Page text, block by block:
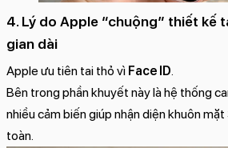
4. Lý do Apple “chuộng” thiết kế
gian dài
Apple ưu tiên tai thỏ vì Face ID.
Bên trong phần khuyết này là hệ thống
nhiều cảm biến giúp nhận diện khuôn
toàn.